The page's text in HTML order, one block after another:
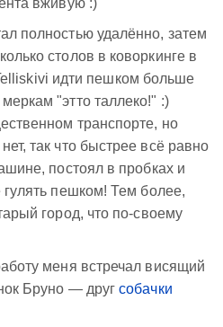
вживую :)
полностью удалённо, затем
столов в коворкинге в
идти пешком больше
"этто таллеко!" :)
транспорте, но
так что быстрее всё равно
постоял в пробках и
пешком! Тем более,
город, что по-своему
меня встречал висящий
Бруно — другсобачки